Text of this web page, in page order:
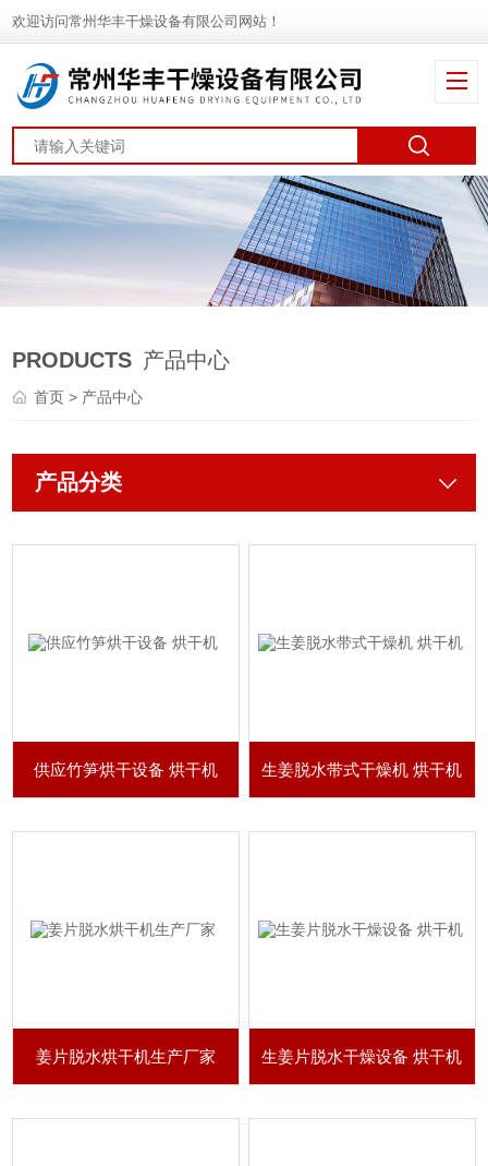
欢迎访问常州华丰干燥设备有限公司网站！
PRODUCTS 产品中心
首页> 产品中心
产品分类
供应竹笋烘干设备 烘干机 生姜脱水带式干燥机 烘干机
姜片脱水烘干机生产厂家 生姜片脱水干燥设备 烘干机